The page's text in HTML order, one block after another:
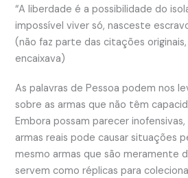
“A liberdade é a possibilidade do
impossível viver só, nasceste
(não faz parte das citações
encaixava)
As palavras de Pessoa podem nos
sobre as armas que não têm
Embora possam parecer
armas reais pode causar situações
mesmo armas que são meramente
servem como réplicas para